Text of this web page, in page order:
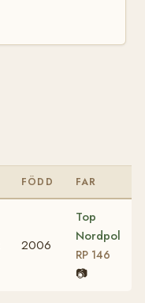
FÖDD FAR
2006
Top
Nordpol
RP 146
📷